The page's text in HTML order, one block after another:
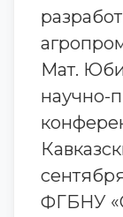
Мат.
научно-
ФГБНУ